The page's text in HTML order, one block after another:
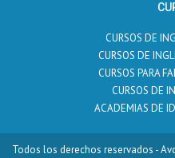
CURSOS DE
CURSOS DE
CURSOS PARA
CURSOS DE
ACADEMIAS DE
Todos los derechos reservados -